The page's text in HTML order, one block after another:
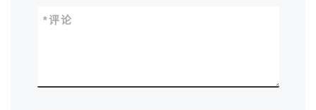
评论
*